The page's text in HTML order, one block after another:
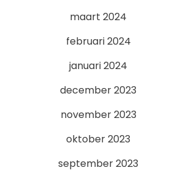
maart 2024
februari 2024
januari 2024
december 2023
november 2023
oktober 2023
september 2023